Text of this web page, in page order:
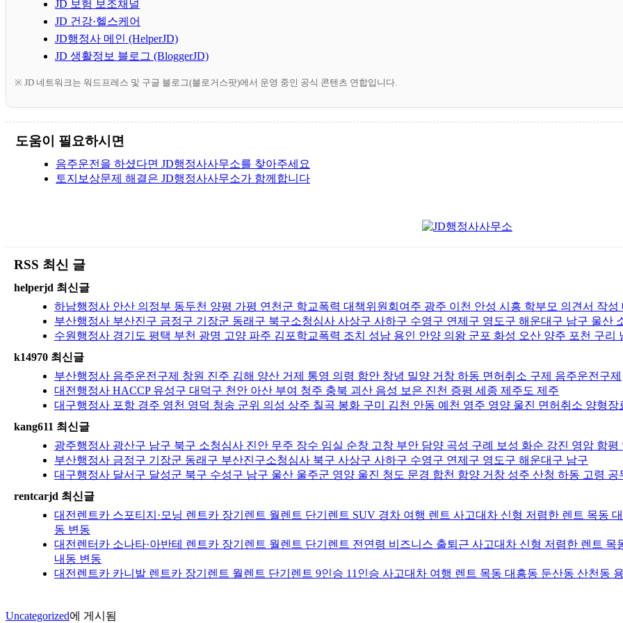
JD 보험 보조채널
JD 건강·헬스케어
JD행정사 메인 (HelperJD)
JD 생활정보 블로그 (BloggerJD)
※ JD 네트워크는 워드프레스 및 구글 블로그(블로거스팟)에서 운영 중인 공식 콘텐츠 연합입니다.
도움이 필요하시면
음주운전을 하셨다면 JD행정사사무소를 찾아주세요
토지보상문제 해결은 JD행정사사무소가 함께합니다
RSS 최신 글
helperjd 최신글
하남행정사 안산 의정부 동두천 양평 가평 연천군 학교폭력 대책위원회여주 광주 이천 안성 시흥 학부모 의견서 작성
부산행정사 부산진구 금정구 기장군 동래구 북구소청심사 사상구 사하구 수영구 연제구 영도구 해운대구 남구 울산
수원행정사 경기도 평택 부천 광명 고양 파주 김포학교폭력 조치 성남 용인 안양 의왕 군포 화성 오산 양주 포천 구리
k14970 최신글
부산행정사 음주운전구제 창원 진주 김해 양산 거제 통영 의령 함안 창녕 밀양 거창 하동 면허취소 구제 음주운전구제
대전행정사 HACCP 유성구 대덕구 천안 아산 부여 청주 충북 괴산 음성 보은 진천 증평 세종 제주도 제주
대구행정사 포항 경주 영천 영덕 청송 군위 의성 상주 칠곡 봉화 구미 김천 안동 예천 영주 영양 울진 면허취소 양형장
kang611 최신글
광주행정사 광산구 남구 북구 소청심사 진안 무주 장수 임실 순창 고창 부안 담양 곡성 구례 보성 화순 강진 영암 함
부산행정사 금정구 기장군 동래구 부산진구소청심사 북구 사상구 사하구 수영구 연제구 영도구 해운대구 남구
대구행정사 달서구 달성군 북구 수성구 남구 울산 울주군 영양 울진 청도 문경 합천 함양 거창 성주 산청 하동 고령 공
rentcarjd 최신글
대전렌트카 스포티지·모닝 렌트카 장기렌트 월렌트 단기렌트 SUV 경차 여행 렌트 사고대차 신형 저렴한 렌트 목동
동 변동
대전렌터카 소나타·아반테 렌트카 장기렌트 월렌트 단기렌트 전연령 비즈니스 출퇴근 사고대차 신형 저렴한 렌트
내동 변동
대전렌트카 카니발 렌트카 장기렌트 월렌트 단기렌트 9인승 11인승 사고대차 여행 렌트 목동 대흥동 둔산동 산천동
Uncategorized에 게시됨